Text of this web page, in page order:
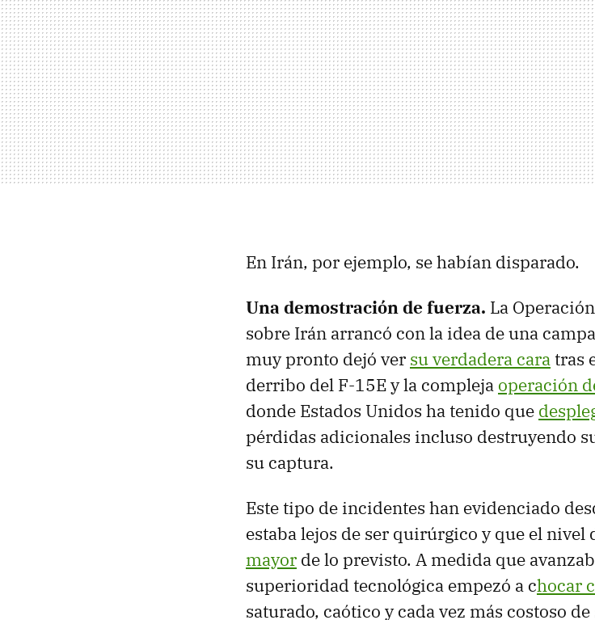
En Irán, por ejemplo, se habían disparado.
Una demostración de fuerza. La
sobre Irán arrancó con la idea de una
muy pronto dejó ver su verdadera cara tras
derribo del F-15E y la compleja operación
donde Estados Unidos ha tenido que
pérdidas adicionales incluso destruyendo
su captura.
Este tipo de incidentes han evidenciado
estaba lejos de ser quirúrgico y que el nivel
mayor de lo previsto. A medida que
superioridad tecnológica empezó a chocar
saturado, caótico y cada vez más costoso de